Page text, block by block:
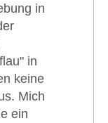
in
in
keine
Mich
ein